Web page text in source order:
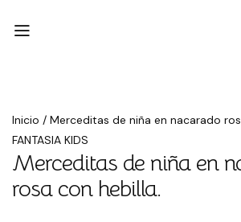
Inicio / Merceditas de niña en nacarado
FANTASIA KIDS
Merceditas de niña en
rosa con hebilla.